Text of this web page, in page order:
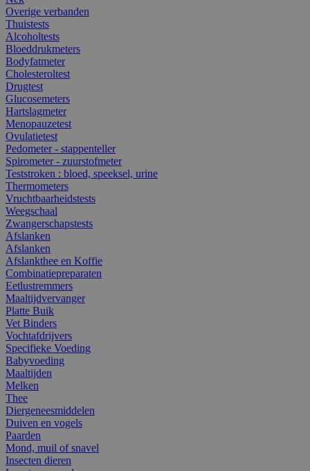
Overige verbanden
Thuistests
Alcoholtests
Bloeddrukmeters
Bodyfatmeter
Cholesteroltest
Drugtest
Glucosemeters
Hartslagmeter
Menopauzetest
Ovulatietest
Pedometer - stappenteller
Spirometer - zuurstofmeter
Teststroken : bloed, speeksel, urine
Thermometers
Vruchtbaarheidstests
Weegschaal
Zwangerschapstests
Afslanken
Afslanken
Afslankthee en Koffie
Combinatiepreparaten
Eetlustremmers
Maaltijdvervanger
Platte Buik
Vet Binders
Vochtafdrijvers
Specifieke Voeding
Babyvoeding
Maaltijden
Melken
Thee
Diergeneesmiddelen
Duiven en vogels
Paarden
Mond, muil of snavel
Insecten dieren